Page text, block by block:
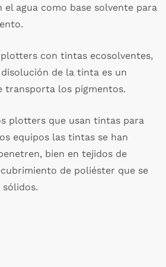
agua como base solvente para
con tintas ecosolventes,
de la tinta es un
transporta los pigmentos.
plotters que usan tintas para
equipos las tintas se han
bien en tejidos de
de poliéster que se